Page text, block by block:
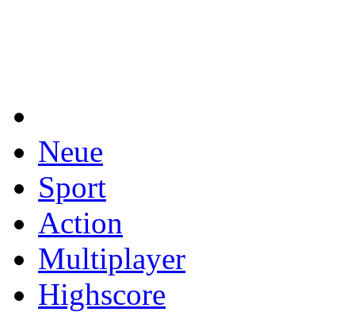
Neue
Sport
Action
Multiplayer
Highscore